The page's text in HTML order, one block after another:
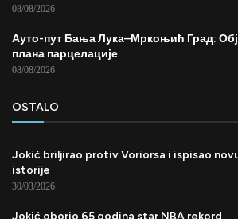
08/08/2026
Ауто-пут Бања Лука–Мркоњић Град:
плана парцелације
08/08/2026
OSTALO
Jokić briljirao protiv Voriorsa i ispisao
istorije
30/03/2026
Jokić oborio 65 godina star NBA rekord